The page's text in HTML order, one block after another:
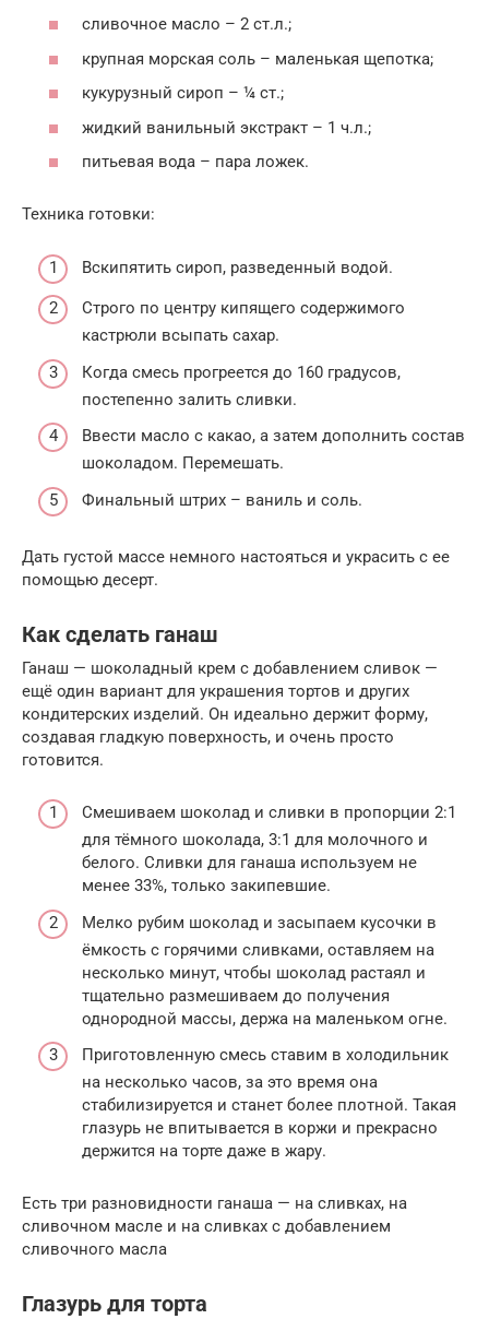
сливочное масло – 2 ст.л.;
крупная морская соль – маленькая щепотка;
кукурузный сироп – ¼ ст.;
жидкий ванильный экстракт – 1 ч.л.;
питьевая вода – пара ложек.
Техника готовки:
Вскипятить сироп, разведенный водой.
Строго по центру кипящего содержимого
кастрюли всыпать сахар.
Когда смесь прогреется до 160 градусов,
постепенно залить сливки.
Ввести масло с какао, а затем дополнить состав
шоколадом. Перемешать.
Финальный штрих – ваниль и соль.
Дать густой массе немного настояться и украсить с ее
помощью десерт.
Как сделать ганаш
Ганаш — шоколадный крем с добавлением сливок —
ещё один вариант для украшения тортов и других
кондитерских изделий. Он идеально держит форму,
создавая гладкую поверхность, и очень просто
готовится.
Смешиваем шоколад и сливки в пропорции 2:1
для тёмного шоколада, 3:1 для молочного и
белого. Сливки для ганаша используем не
менее 33%, только закипевшие.
Мелко рубим шоколад и засыпаем кусочки в
ёмкость с горячими сливками, оставляем на
несколько минут, чтобы шоколад растаял и
тщательно размешиваем до получения
однородной массы, держа на маленьком огне.
Приготовленную смесь ставим в холодильник
на несколько часов, за это время она
стабилизируется и станет более плотной. Такая
глазурь не впитывается в коржи и прекрасно
держится на торте даже в жару.
Есть три разновидности ганаша — на сливках, на
сливочном масле и на сливках с добавлением
сливочного масла
Глазурь для торта